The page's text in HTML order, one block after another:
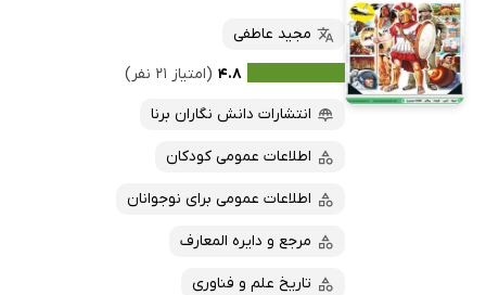
مجید عاطفی
۴.۸ (امتیاز ۲۱ نفر)
انتشارات دانش نگاران برنا
اطلاعات عمومی کودکان
اطلاعات عمومی برای نوجوانان
مرجع و دایره المعارف
تاریخ علم و فناوری